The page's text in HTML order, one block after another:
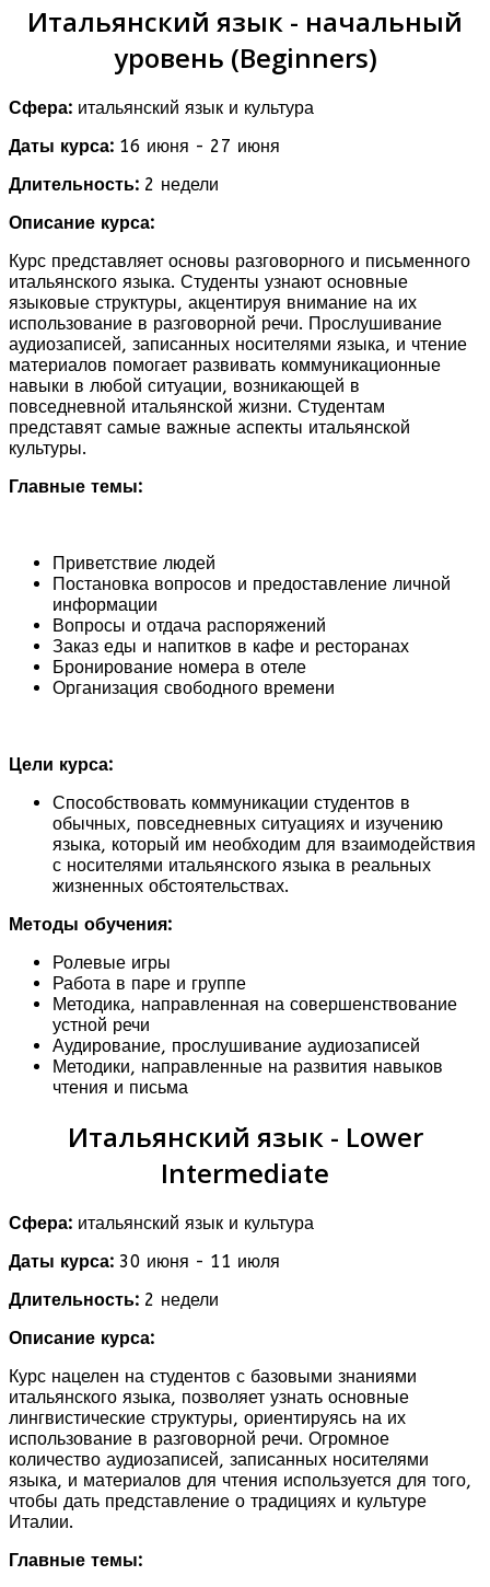
Итальянский язык - начальный
уровень (Beginners)
Сфера: итальянский язык и культура
Даты курса: 16 июня - 27 июня
Длительность: 2 недели
Описание курса:
Курс представляет основы разговорного и письменного
итальянского языка. Студенты узнают основные
языковые структуры, акцентируя внимание на их
использование в разговорной речи. Прослушивание
аудиозаписей, записанных носителями языка, и чтение
материалов помогает развивать коммуникационные
навыки в любой ситуации, возникающей в
повседневной итальянской жизни. Студентам
представят самые важные аспекты итальянской
культуры.
Главные темы:
Приветствие людей
Постановка вопросов и предоставление личной
информации
Вопросы и отдача распоряжений
Заказ еды и напитков в кафе и ресторанах
Бронирование номера в отеле
Организация свободного времени
Цели курса:
Способствовать коммуникации студентов в
обычных, повседневных ситуациях и изучению
языка, который им необходим для взаимодействия
с носителями итальянского языка в реальных
жизненных обстоятельствах.
Методы обучения:
Ролевые игры
Работа в паре и группе
Методика, направленная на совершенствование
устной речи
Аудирование, прослушивание аудиозаписей
Методики, направленные на развития навыков
чтения и письма
Итальянский язык - Lower
Intermediate
Сфера: итальянский язык и культура
Даты курса: 30 июня - 11 июля
Длительность: 2 недели
Описание курса:
Курс нацелен на студентов с базовыми знаниями
итальянского языка, позволяет узнать основные
лингвистические структуры, ориентируясь на их
использование в разговорной речи. Огромное
количество аудиозаписей, записанных носителями
языка, и материалов для чтения используется для того,
чтобы дать представление о традициях и культуре
Италии.
Главные темы: